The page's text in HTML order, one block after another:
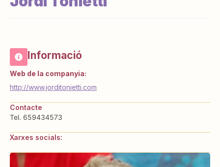
Informació
Web de la companyia:
http://www.jorditonietti.com
Contacte
Tel. 659434573
Xarxes socials: